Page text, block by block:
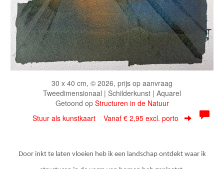
30 x 40 cm, © 2026, prijs op aanvraag
Tweedimensionaal | Schilderkunst | Aquarel
Getoond op Structuren in de Natuur
Stuur als kunstkaart Vanaf € 2,95 excl. porto
Door inkt te laten vloeien heb ik een landschap ontdekt waar ik